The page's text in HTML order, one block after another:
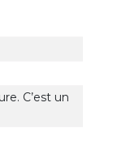
C’est un